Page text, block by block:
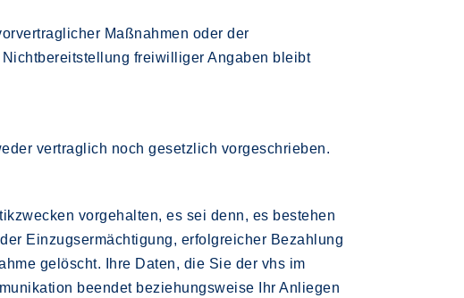
Maßnahmen oder der
freiwilliger Angaben bleibt
vertraglich noch gesetzlich vorgeschrieben.
vorgehalten, es sei denn, es bestehen
Einzugsermächtigung, erfolgreicher Bezahlung
gelöscht. Ihre Daten, die Sie der vhs im
beendet beziehungsweise Ihr Anliegen